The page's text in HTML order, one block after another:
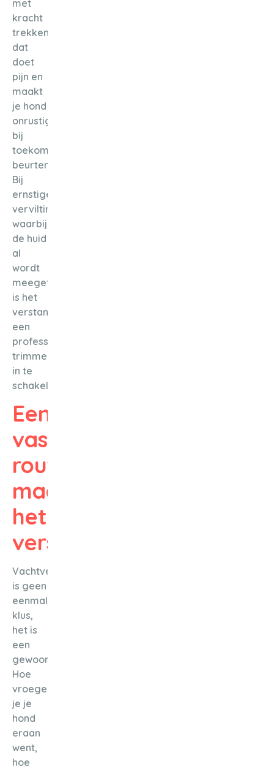
met
kracht
trekken:
dat
doet
pijn en
maakt
je hond
onrustig
bij
toekomstige
beurten.
Bij
ernstige
vervilting,
waarbij
de huid
al
wordt
meegetrokken,
is het
verstandig
een
professionele
trimmer
in te
schakelen.
Een
vaste
routine
maakt
het
verschil
Vachtverzorging
is geen
eenmalige
klus,
het is
een
gewoonte.
Hoe
vroeger
je je
hond
eraan
went,
hoe